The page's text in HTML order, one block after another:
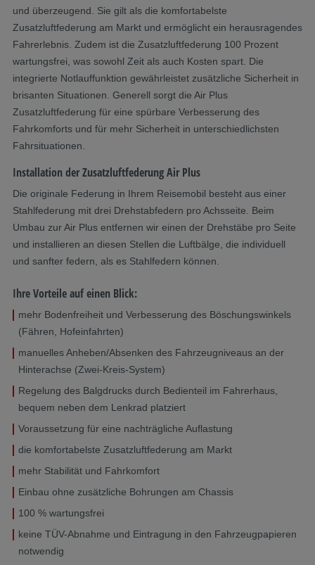
und überzeugend. Sie gilt als die komfortabelste
Zusatzluftfederung am Markt und ermöglicht ein herausragendes
Fahrerlebnis. Zudem ist die Zusatzluftfederung 100 Prozent
wartungsfrei, was sowohl Zeit als auch Kosten spart. Die
integrierte Notlauffunktion gewährleistet zusätzliche Sicherheit in
brisanten Situationen. Generell sorgt die Air Plus
Zusatzluftfederung für eine spürbare Verbesserung des
Fahrkomforts und für mehr Sicherheit in unterschiedlichsten
Fahrsituationen.
Installation der Zusatzluftfederung Air Plus
Die originale Federung in Ihrem Reisemobil besteht aus einer
Stahlfederung mit drei Drehstabfedern pro Achsseite. Beim
Umbau zur Air Plus entfernen wir einen der Drehstäbe pro Seite
und installieren an diesen Stellen die Luftbälge, die individuell
und sanfter federn, als es Stahlfedern können.
Ihre Vorteile auf einen Blick:
mehr Bodenfreiheit und Verbesserung des Böschungswinkels
(Fähren, Hofeinfahrten)
manuelles Anheben/Absenken des Fahrzeugniveaus an der
Hinterachse (Zwei-Kreis-System)
Regelung des Balgdrucks durch Bedienteil im Fahrerhaus,
bequem neben dem Lenkrad platziert
Voraussetzung für eine nachträgliche Auflastung
die komfortabelste Zusatzluftfederung am Markt
mehr Stabilität und Fahrkomfort
Einbau ohne zusätzliche Bohrungen am Chassis
100 % wartungsfrei
keine TÜV-Abnahme und Eintragung in den Fahrzeugpapieren
notwendig